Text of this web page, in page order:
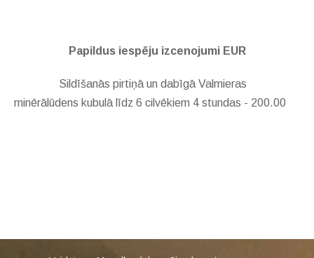
Papildus iespēju izcenojumi EUR
Sildīšanās pirtiņā un dabīgā Valmieras
minērālūdens kubulā līdz 6 cilvēkiem 4 stundas - 200.00